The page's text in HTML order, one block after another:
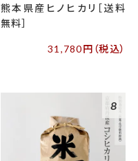
熊本県産ヒノヒカリ［送料
無料］
31,780円（税込）
8